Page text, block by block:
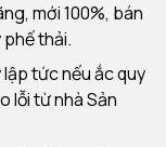
mới 100%, bán
thải.
tức nếu ắc quy
lỗi từ nhà Sản